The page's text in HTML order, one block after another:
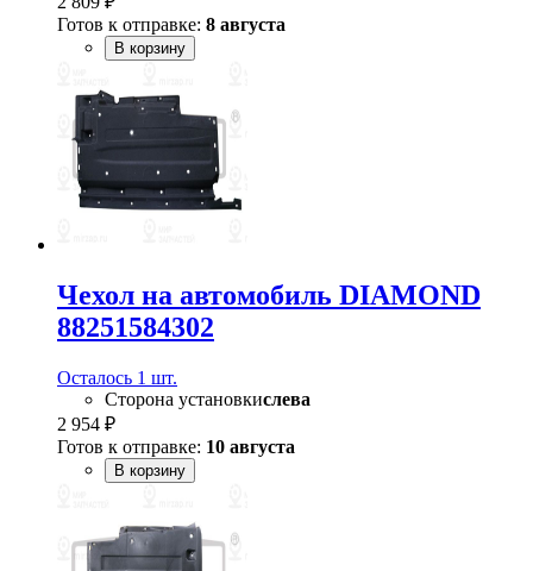
Готов к отправке: 8 августа
В корзину
Чехол на автомобиль DIAMOND
88251584302
Осталось 1 шт.
Сторона установкислева
2 954 ₽
Готов к отправке: 10 августа
В корзину